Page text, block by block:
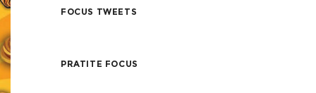
FOCUS TWEETS
PRATITE FOCUS